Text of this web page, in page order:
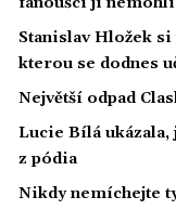
Stanislav Hložek
kterou se dodnes
Největší odpad
Lucie Bílá ukázala,
z pódia
Nikdy nemíchejte